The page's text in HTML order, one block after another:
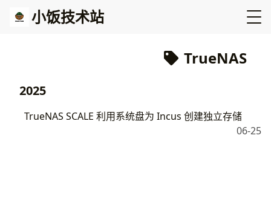
小饭技术站
TrueNAS
2025
TrueNAS SCALE 利用系统盘为 Incus 创建独立存储
06-25